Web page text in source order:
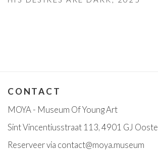
CONTACT
MOYA - Museum Of Young Art
Sint Vincentiusstraat 113, 4901 GJ
Reserveer via contact@moya.museum